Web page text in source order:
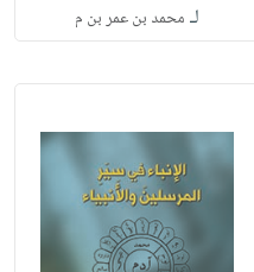
لـ محمد بن عمر بن م